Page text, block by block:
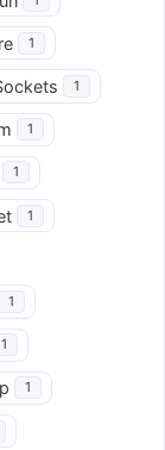
1
1
1
1
1
1
1
1